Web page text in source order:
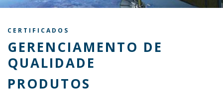
CERTIFICADOS
GERENCIAMENTO DE
QUALIDADE
PRODUTOS